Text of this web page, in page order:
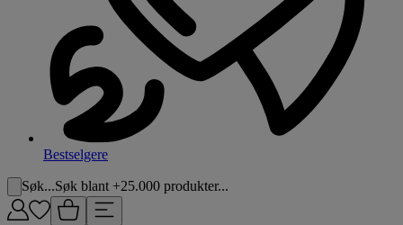
Bestselgere
Søk...Søk blant +25.000 produkter...